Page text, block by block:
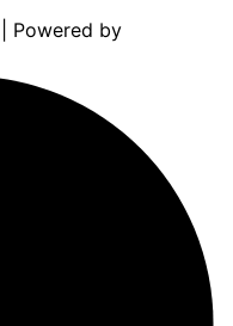
| Powered by